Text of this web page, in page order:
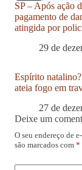
SP – Após ação
pagamento de
atingida por
29 de
Espírito
ateia fogo em
27 de
Deixe um
O seu endereço de
são marcados com *